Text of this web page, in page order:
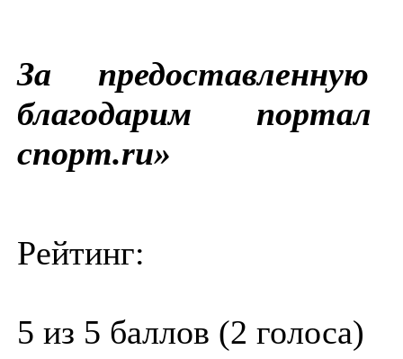
За предоставленную
благодарим портал
спорт.ru»
Рейтинг:
5 из 5 баллов (2 голоса)